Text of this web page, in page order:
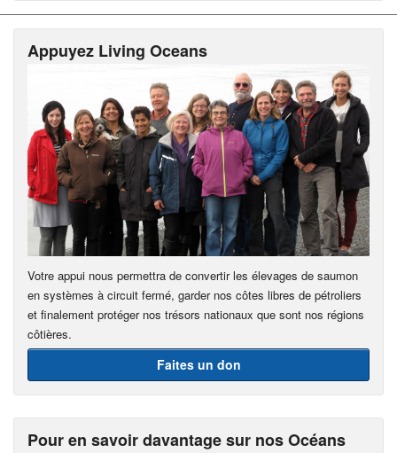
Appuyez Living Oceans
Votre appui nous permettra de convertir les élevages de saumon
en systèmes à circuit fermé, garder nos côtes libres de pétroliers
et finalement protéger nos trésors nationaux que sont nos régions
côtières.
Faites un don
Pour en savoir davantage sur nos Océans